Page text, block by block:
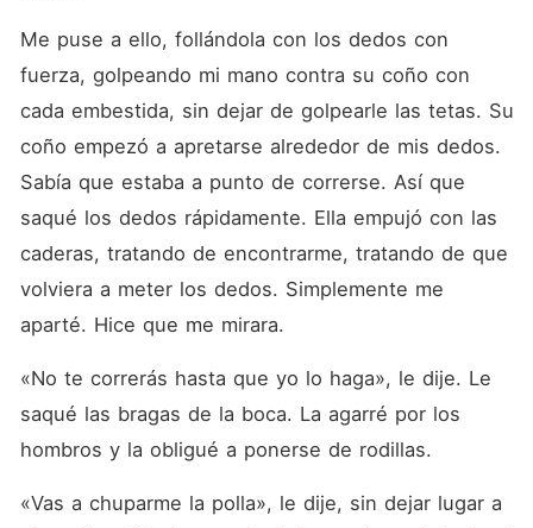
Me puse a ello, follándola con los dedos con
fuerza, golpeando mi mano contra su coño con
cada embestida, sin dejar de golpearle las tetas. Su
coño empezó a apretarse alrededor de mis dedos.
Sabía que estaba a punto de correrse. Así que
saqué los dedos rápidamente. Ella empujó con las
caderas, tratando de encontrarme, tratando de que
volviera a meter los dedos. Simplemente me
aparté. Hice que me mirara.
«No te correrás hasta que yo lo haga», le dije. Le
saqué las bragas de la boca. La agarré por los
hombros y la obligué a ponerse de rodillas.
«Vas a chuparme la polla», le dije, sin dejar lugar a